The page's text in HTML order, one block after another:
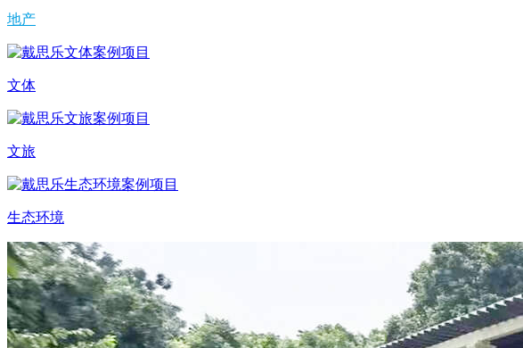
地产
文体
文旅
生态环境